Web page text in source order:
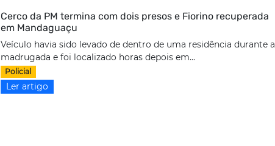
Cerco da PM termina com dois presos e Fiorino recuperada
em Mandaguaçu
Veículo havia sido levado de dentro de uma residência durante a
madrugada e foi localizado horas depois em...
Policial
Ler artigo